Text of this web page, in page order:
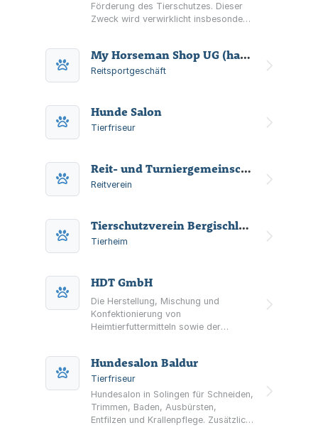
Förderung des Tierschutzes. Dieser
Zweck wird verwirklicht insbesondere
Betreuung von Fund- und
Abgabetieren sowie vom
My Horseman Shop UG (haftungsbeschränkt)
Reitsportgeschäft
Hunde Salon
Tierfriseur
Reit- und Turniergemeinschaft (RTG) Fürkelter Hof - Solingen e.V.
Reitverein
Tierschutzverein Bergischland e.V.
Tierheim
HDT GmbH
Die Herstellung, Mischung und
Konfektionierung von
Heimtierfuttermitteln sowie der
verbundenen Tätigkeiten,
Dienstleistungen im Bereich KFZ-
Schaden- und Wertgutachten sowie
damit verbundene Tätigkeiten.
Hundesalon Baldur
Tierfriseur
Hundesalon in Solingen für Schneiden,
Trimmen, Baden, Ausbürsten,
Entfilzen und Krallenpflege. Zusätzlich